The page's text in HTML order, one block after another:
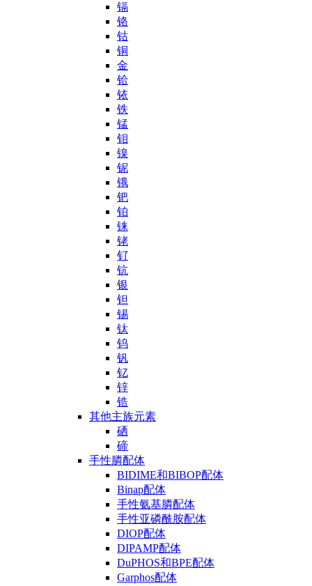
镉
铬
钴
铜
金
铪
铱
铁
锰
钼
镍
铌
锇
钯
铂
铼
铑
钌
钪
银
钽
锡
钛
钨
钒
钇
锌
锆
其他主族元素
硒
碲
手性膦配体
BIDIME和BIBOP配体
Binap配体
手性氨基膦配体
手性亚磷酰胺配体
DIOP配体
DIPAMP配体
DuPHOS和BPE配体
Garphos配体